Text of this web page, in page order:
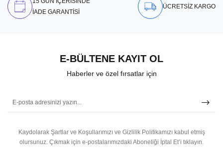
İADE GARANTİSİ
ÜCRETSİZ KARGO
E-BÜLTENE KAYIT OL
Haberler ve özel fırsatlar için
Kaydolarak Şartlar ve Koşullarımızı ve Gizlilik Politikamızı kabul etmiş
olursunuz. Çıkmak için e-postalarımızdaki Aboneliği İptal Et’i tıklayın.